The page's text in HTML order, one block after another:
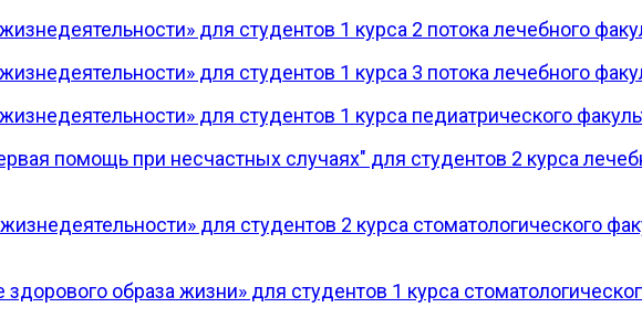
для студентов 1 курса 2 потока лечебного
для студентов 1 курса 3 потока лечебного
для студентов 1 курса педиатрического
помощь при несчастных случаях" для студентов 2 курса
для студентов 2 курса стоматологического
образа жизни» для студентов 1 курса